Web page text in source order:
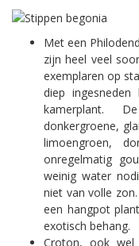
Met een
zijn heel veel
exemplaren op
diep
kamerplant.
donkergroene,
limoengroen,
onregelmatig
weinig water
niet van volle
een hangpot
exotisch behang.
Croton, ook wel